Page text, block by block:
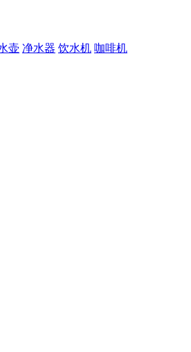
壶 净水器 饮水机 咖啡机